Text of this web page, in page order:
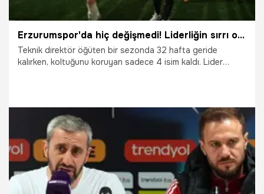
Erzurumspor'da hiç değişmedi! Liderliğin sırrı ortaya çıktı
Teknik direktör öğüten bir sezonda 32 hafta geride
kalırken, koltuğunu koruyan sadece 4 isim kaldı. Lider
27.03.2026 Şampiy10